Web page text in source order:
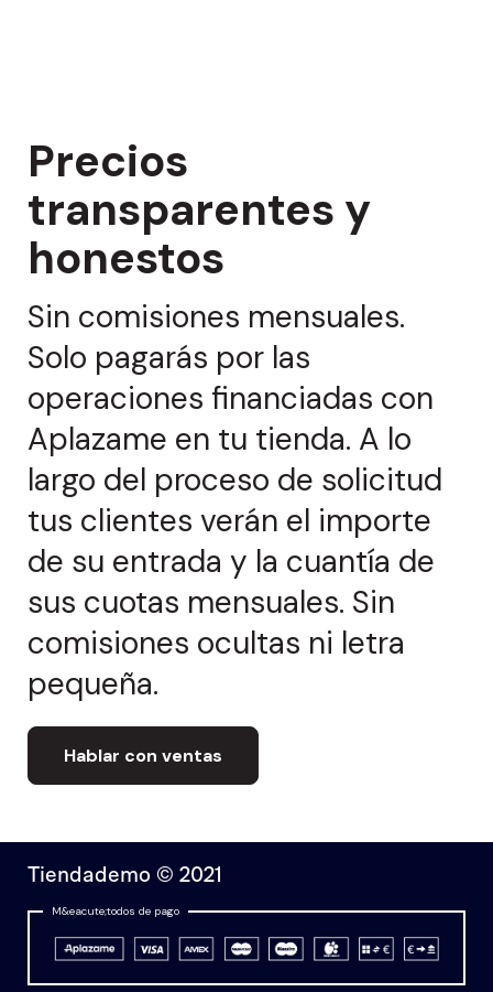
Precios
transparentes y
honestos
Sin comisiones mensuales.
Solo pagarás por las
operaciones financiadas con
Aplazame en tu tienda. A lo
largo del proceso de solicitud
tus clientes verán el importe
de su entrada y la cuantía de
sus cuotas mensuales. Sin
comisiones ocultas ni letra
pequeña.
Hablar con ventas
Tiendademo © 2021
M&eacute;todos de pago